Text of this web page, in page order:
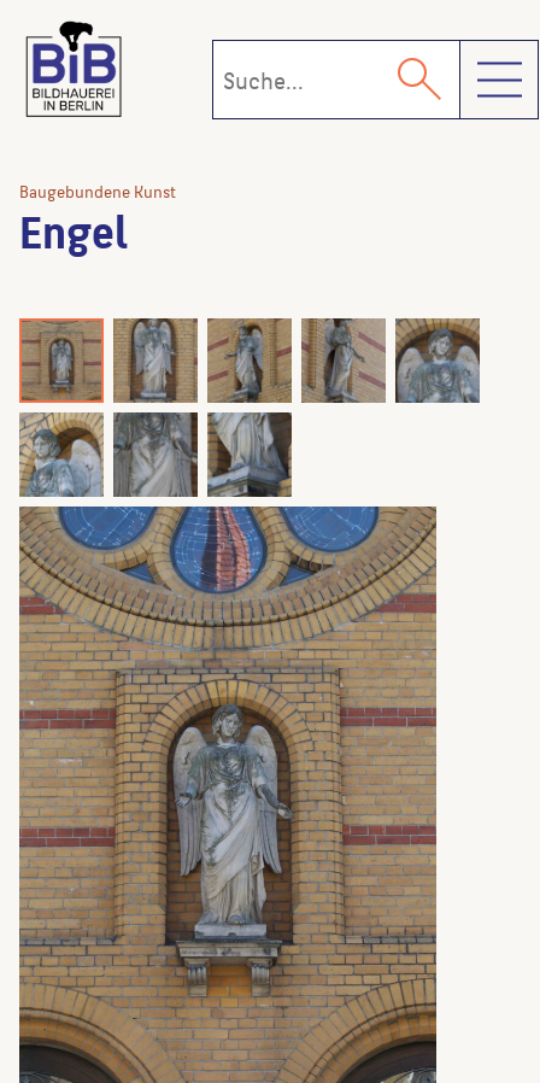
Baugebundene Kunst
Engel